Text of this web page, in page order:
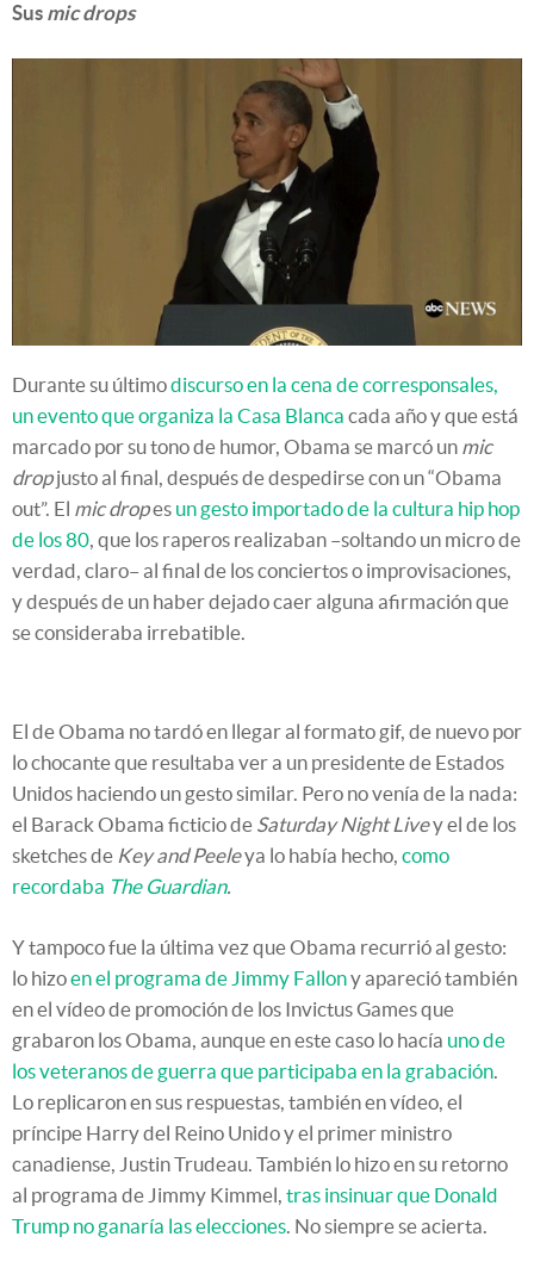
Sus mic drops
Durante su últimodiscurso en la cena de corresponsales,
un evento que organiza la Casa Blanca cada año y que está
marcado por su tono de humor, Obama se marcó un mic
dropjusto al final, después de despedirse con un “Obama
out”. El mic dropes un gesto importado de la cultura hip hop
de los 80, que los raperos realizaban –soltando un micro de
verdad, claro– al final de los conciertos o improvisaciones,
y después de un haber dejado caer alguna afirmación que
se consideraba irrebatible.
El de Obama no tardó en llegar al formato gif, de nuevo por
lo chocante que resultaba ver a un presidente de Estados
Unidos haciendo un gesto similar. Pero no venía de la nada:
el Barack Obama ficticio de Saturday Night Livey el de los
sketches de Key and Peeleya lo había hecho, como
recordaba The Guardian.
Y tampoco fue la última vez que Obama recurrió al gesto:
lo hizoen el programa de Jimmy Fallony apareció también
en el vídeo de promoción de los Invictus Games que
grabaron los Obama, aunque en este caso lo hacía uno de
los veteranos de guerra que participaba en la grabación.
Lo replicaron en sus respuestas, también en vídeo, el
príncipe Harry del Reino Unido y el primer ministro
canadiense, Justin Trudeau. También lo hizo en su retorno
al programa de Jimmy Kimmel, tras insinuar que Donald
Trump no ganaría las elecciones. No siempre se acierta.